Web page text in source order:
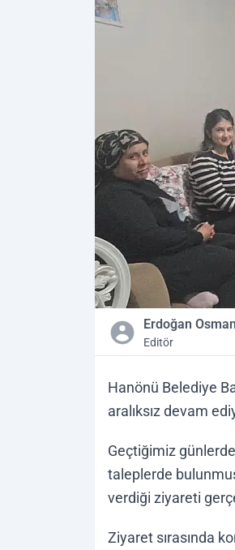
Erdoğan
Editör
Hanönü Belediye
aralıksız devam
Geçtiğimiz günlerde
taleplerde
verdiği ziyareti
Ziyaret sırasında